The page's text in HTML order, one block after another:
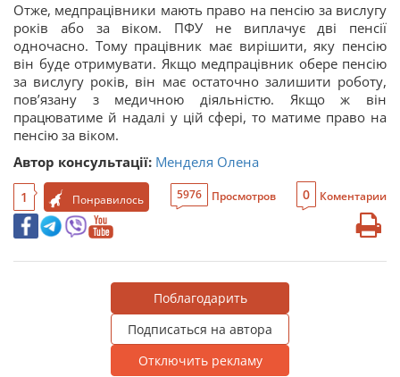
Отже, медпрацівники мають право на пенсію за вислугу
років або за віком. ПФУ не виплачує дві пенсії
одночасно. Тому працівник має вирішити, яку пенсію
він буде отримувати. Якщо медпрацівник обере пенсію
за вислугу років, він має остаточно залишити роботу,
пов’язану з медичною діяльністю. Якщо ж він
працюватиме й надалі у цій сфері, то матиме право на
пенсію за віком.
Автор консультації: Менделя Олена
1 Понравилось 5976 Просмотров 0 Коментарии
Поблагодарить
Подписаться на автора
Отключить рекламу